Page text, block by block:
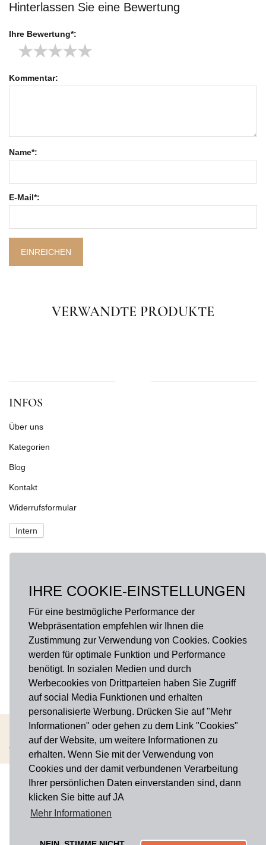
IHRE COOKIE-EINSTELLUNGEN
Für eine bestmögliche Performance der
Webpräsentation empfehlen wir Ihnen die
Zustimmung zur Verwendung von Cookies. Cookies
werden für optimale Funktion und Performance
benötigt. In sozialen Medien und durch
Werbecookies von Drittparteien haben Sie Zugriff
auf social Media Funktionen und erhalten
personalisierte Werbung. Drücken Sie auf "Mehr
Informationen" oder gehen zu dem Link "Cookies"
auf der Website, um weitere Informationen zu
erhalten. Wenn Sie mit der Verwendung von
Cookies und der damit verbundenen Verarbeitung
Ihrer persönlichen Daten einverstanden sind, dann
klicken Sie bitte auf JA
Mehr Informationen
Hinterlassen Sie eine Bewertung
Ihre Bewertung*:
★
★
★
★
★
Kommentar:
Name*:
E-Mail*:
EINREICHEN
VERWANDTE PRODUKTE
INFOS
Über uns
Kategorien
Blog
Kontakt
Widerrufsformular
Intern
Fragen?onlineshop@hausdermanufakturen.de
FOLGE UNS AUF
Instagram
AGB Widerrufsbelehrung Impressum Datenschutz
Cookies
Copyright © 2026 Haus der Manufakturen. Alle rechte vorbehalten